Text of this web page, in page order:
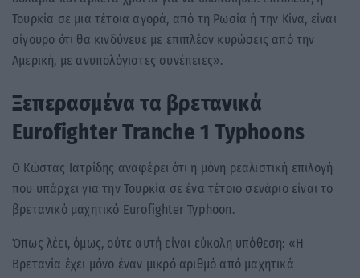
Τουρκία σε μια τέτοια αγορά, από τη Ρωσία ή την Κίνα, είναι
σίγουρο ότι θα κινδύνευε με επιπλέον κυρώσεις από την
Αμερική, με ανυπολόγιστες συνέπειες».
Ξεπερασμένα τα βρετανικά
Eurofighter Tranche 1 Typhoons
Ο Κώστας Ιατρίδης αναφέρει ότι η μόνη ρεαλιστική επιλογή
που υπάρχει για την Τουρκία σε ένα τέτοιο σενάριο είναι το
βρετανικό μαχητικό Eurofighter Typhoon.
Όπως λέει, όμως, ούτε αυτή είναι εύκολη υπόθεση: «Η
Βρετανία έχει μόνο έναν μικρό αριθμό από μαχητικά